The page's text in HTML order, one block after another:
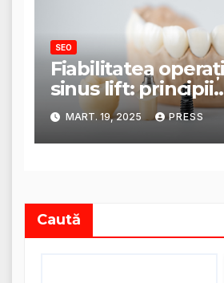
SEO
Fiabilitatea
sinus lift: principii
anatomice și
moderne
MART. 19, 2025 PRESS
Caută